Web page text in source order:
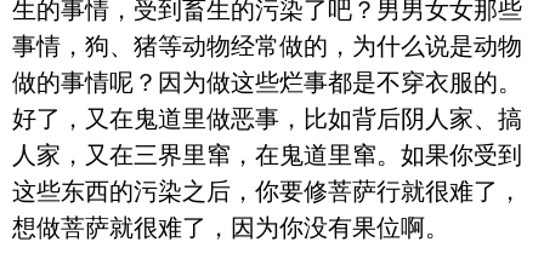
生的事情，受到畜生的污染了吧？男男女女那些
事情，狗、猪等动物经常做的，为什么说是动物
做的事情呢？因为做这些烂事都是不穿衣服的。
好了，又在鬼道里做恶事，比如背后阴人家、搞
人家，又在三界里窜，在鬼道里窜。如果你受到
这些东西的污染之后，你要修菩萨行就很难了，
想做菩萨就很难了，因为你没有果位啊。